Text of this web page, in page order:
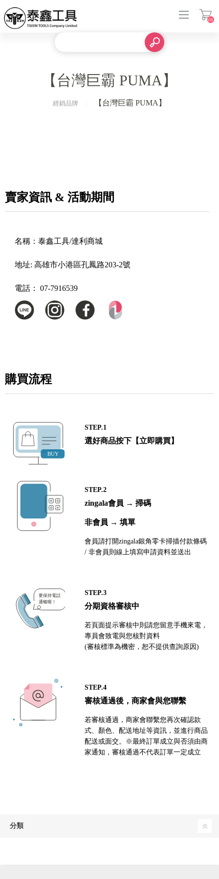
(0)
【台灣巨霸 PUMA】
經銷品牌 【台灣巨霸 PUMA】
賣家資訊 & 活動期間
名稱： 泰鑫工具/達利商城
地址: 高雄市小港區孔鳳路203-2號
電話： 07-7916539
購買流程
STEP.1
選好商品按下【立即購買】
STEP.2
zingala會員 → 掃碼
非會員 → 填單
會員請打開zingala銀角零卡掃描付款條碼
/ 非會員則線上填寫申請資料並送出
STEP.3
分期資格審核中
若頁面提示審核中則請您留意手機來電，
專員會致電與您核對資料
(審核標準為機密，恕不提供查詢原因)
STEP.4
審核通過後，商家會與您聯繫
若審核通過，商家會聯繫您再次確認款
式、顏色、配送地址等資訊，並進行商品
配送或面交。※最終訂單成立與否須由商
家通知，審核通過不代表訂單一定成立
分類